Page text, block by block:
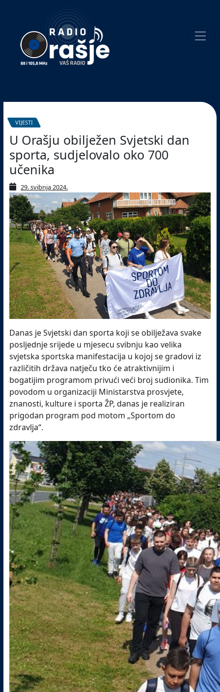
website!
VIJESTI
U Orašju obilježen Svjetski dan
sporta, sudjelovalo oko 700
učenika
29. svibnja 2024.
Danas je Svjetski dan sporta koji se obilježava svake
posljednje srijede u mjesecu svibnju kao velika
svjetska sportska manifestacija u kojoj se gradovi iz
različitih država natječu tko će atraktivnijim i
bogatijim programom privući veći broj sudionika. Tim
povodom u organizaciji Ministarstva prosvjete,
znanosti, kulture i sporta ŽP, danas je realiziran
prigodan program pod motom „Sportom do
zdravlja“.